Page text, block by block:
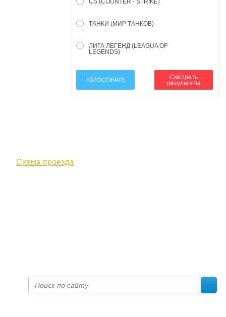
CS (COUNTER - STRIKE)
ТАНКИ (МИР ТАНКОВ)
ЛИГА ЛЕГЕНД (LEAGUA OF
LEGENDS)
ГОЛОСОВАТЬ
Смотреть
результаты
Схема проезда